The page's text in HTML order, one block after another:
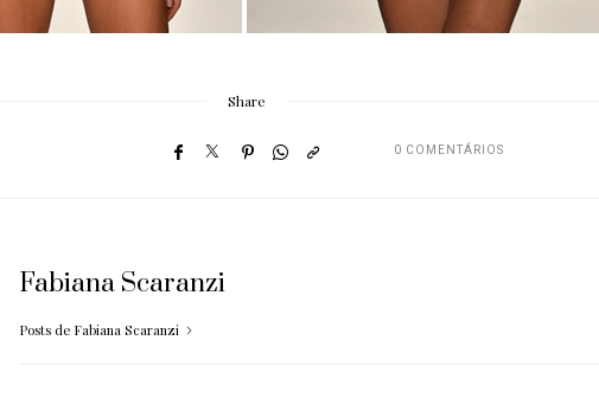
Share
0 COMENTÁRIOS
Fabiana Scaranzi
Posts de Fabiana Scaranzi